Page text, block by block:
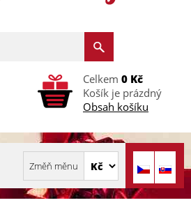
Celkem 0 Kč
Košík je prázdný
Obsah košíku